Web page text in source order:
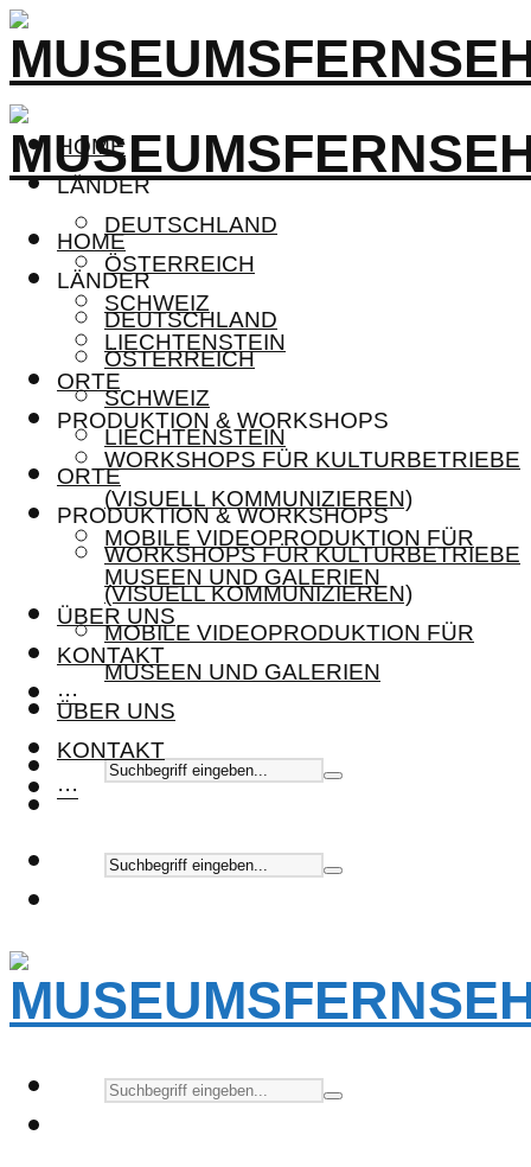
HOME
LÄNDER
DEUTSCHLAND
ÖSTERREICH
SCHWEIZ
LIECHTENSTEIN
ORTE
PRODUKTION & WORKSHOPS
WORKSHOPS FÜR KULTURBETRIEBE
(VISUELL KOMMUNIZIEREN)
MOBILE VIDEOPRODUKTION FÜR
MUSEEN UND GALERIEN
ÜBER UNS
KONTAKT
···
HOME
LÄNDER
DEUTSCHLAND
ÖSTERREICH
SCHWEIZ
LIECHTENSTEIN
ORTE
PRODUKTION & WORKSHOPS
WORKSHOPS FÜR KULTURBETRIEBE
(VISUELL KOMMUNIZIEREN)
MOBILE VIDEOPRODUKTION FÜR
MUSEEN UND GALERIEN
ÜBER UNS
KONTAKT
···